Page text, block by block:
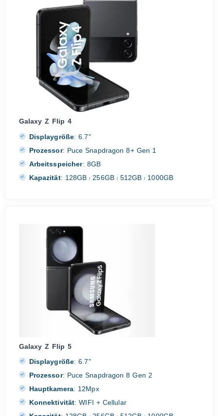
Galaxy Z Flip 4
Displaygröße: 6.7"
Prozessor: Puce Snapdragon 8+ Gen 1
Arbeitsspeicher: 8GB
Kapazität: 128GB/ 256GB /512GB/ 1000GB
Galaxy Z Flip 5
Displaygröße: 6.7"
Prozessor: Puce Snapdragon 8 Gen 2
Hauptkamera: 12Mpx
Konnektivität: WIFI + Cellular